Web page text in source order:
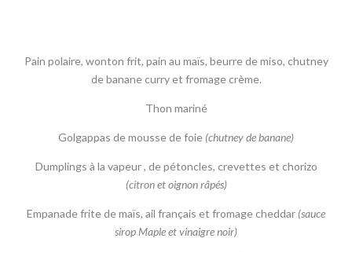
Pain polaire, wonton frit, pain au maïs, beurre de miso, chutney
de banane curry et fromage crème.
Thon mariné
Golgappas de mousse de foie (chutney de banane)
Dumplings à la vapeur , de pétoncles, crevettes et chorizo
(citron et oignon râpés)
Empanade frite de maïs, ail français et fromage cheddar (sauce
sirop Maple et vinaigre noir)